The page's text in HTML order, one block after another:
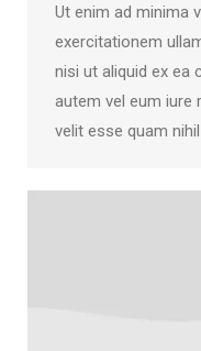
Ut enim ad minima
exercitationem
nisi ut aliquid ex ea
autem vel eum iure
velit esse quam